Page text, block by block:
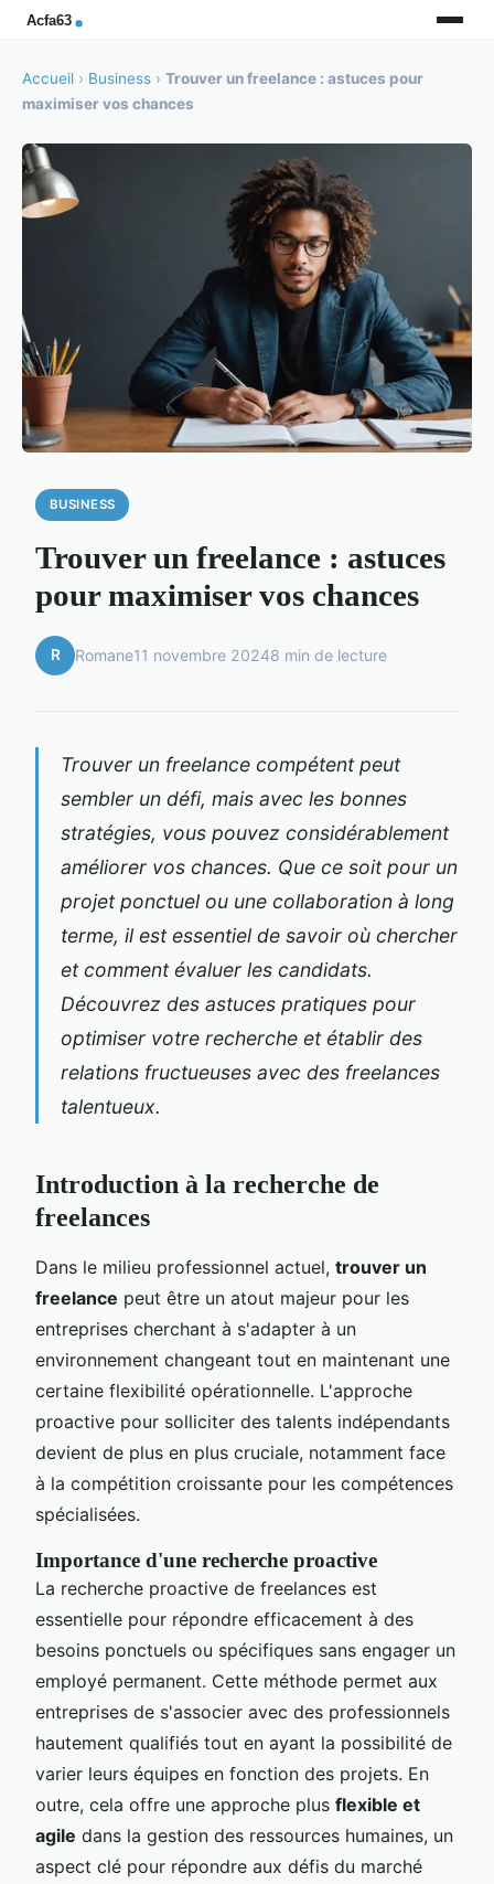
Accueil › Business › Trouver un freelance : astuces pour
maximiser vos chances
BUSINESS
Trouver un freelance : astuces
pour maximiser vos chances
R Romane11 novembre 20248 min de lecture
Trouver un freelance compétent peut
sembler un défi, mais avec les bonnes
stratégies, vous pouvez considérablement
améliorer vos chances. Que ce soit pour un
projet ponctuel ou une collaboration à long
terme, il est essentiel de savoir où chercher
et comment évaluer les candidats.
Découvrez des astuces pratiques pour
optimiser votre recherche et établir des
relations fructueuses avec des freelances
talentueux.
Introduction à la recherche de
freelances
Dans le milieu professionnel actuel, trouver un
freelance peut être un atout majeur pour les
entreprises cherchant à s'adapter à un
environnement changeant tout en maintenant une
certaine flexibilité opérationnelle. L'approche
proactive pour solliciter des talents indépendants
devient de plus en plus cruciale, notamment face
à la compétition croissante pour les compétences
spécialisées.
Importance d'une recherche proactive
La recherche proactive de freelances est
essentielle pour répondre efficacement à des
besoins ponctuels ou spécifiques sans engager un
employé permanent. Cette méthode permet aux
entreprises de s'associer avec des professionnels
hautement qualifiés tout en ayant la possibilité de
varier leurs équipes en fonction des projets. En
outre, cela offre une approche plus flexible et
agile dans la gestion des ressources humaines, un
aspect clé pour répondre aux défis du marché